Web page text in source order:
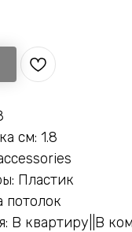
см: 1.8
Пластик
потолок
В квартиру||В